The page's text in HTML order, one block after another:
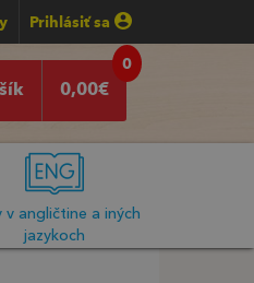
Prihlásiť sa
0
0,00€
v angličtine a iných
jazykoch